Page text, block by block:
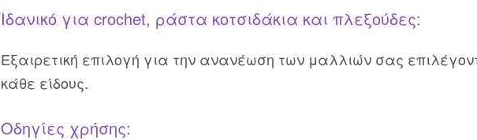
Ιδανικό για crochet, ράστα κοτσιδάκια και πλεξούδες:
Εξαιρετική επιλογή για την ανανέωση των μαλλιών σας
κάθε είδους.
Οδηγίες χρήσης: